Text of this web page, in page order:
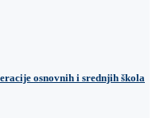
osnovnih i srednjih škola